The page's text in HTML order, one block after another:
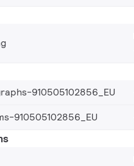
910505102856_EU
910505102856_EU